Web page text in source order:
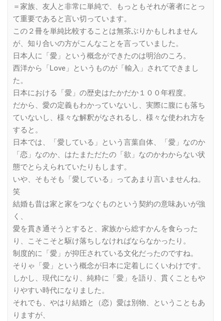
＝家族、友人と非常に単純で、もっともそれが著者にとっ
て重要であると言い切っています。
この２冊を単純比較することは無茶ぶりかもしれません
が、知り合いの方がこんなことを言っていました。
日本人に「愛」という概念ができたのは明治のころ。
西洋から「Love」というものが「輸入」されてできまし
た。
日本における「愛」の歴史はたかだか１００年程度。
だから、愛の定義もわかっていないし、実際に腹にも落ち
ていないし、様々な解釈がなされるし、様々な使われ方を
すると。
日本では、「愛している」という言葉自体、「愛」なのか
「恋」なのか、はたまただたの「欲」なのかわからない状
態でとらえられていたりもします。
いや、そもそも「愛している」ってあまり言いませんね。
笑
結婚も昔は家と家をつなぐものという契約の意味あいが強
く、
愛を貫き通そうとすると、家族から総すかんを食らった
り、こそこそと駆け落ちしなければならなかったり。
制度的に「愛」が抑圧されている文化だったのですね。
そりゃ「愛」という概念が日本に定着しにくいわけです。
しかし、現代になり、純粋に「愛」を語り、貫くこともや
りやすい時代になりました。
それでも、やはり結婚と（恋）愛は別物、ということもあ
りますが、